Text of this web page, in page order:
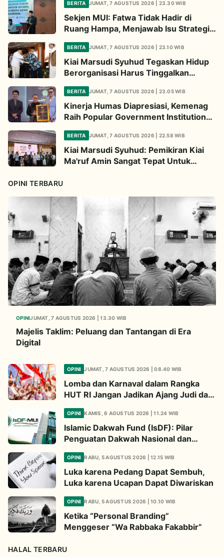
BERITA JUMAT, 7 AGUSTUS 2026 | 23.30 WIB
Sekjen MUI: Fatwa Tidak Hadir di
Ruang Hampa, Menjawab Isu Strategis
BERITA JUMAT, 7 AGUSTUS 2026 | 23.10 WIB
Kiai Marsudi Syuhud Tegaskan Hidup
Berorganisasi Harus Tinggalkan
BERITA JUMAT, 7 AGUSTUS 2026 | 23.05 WIB
Kinerja Humas Diapresiasi, Kemenag
Raih Popular Government Institutions
BERITA JUMAT, 7 AGUSTUS 2026 | 22.58 WIB
Kiai Marsudi Syuhud: Pemikiran Kiai
Ma'ruf Amin Sangat Tepat Untuk
OPINI TERBARU
OPINIJUMAT, 7 AGUSTUS 2026 | 13.30 WIB
Majelis Taklim: Peluang dan Tantangan di Era
Digital
OPINI JUMAT, 7 AGUSTUS 2026 | 08.40 WIB
Lomba dan Karnaval dalam Rangka
HUT RI Jangan Jadikan Ajang Judi dan
Kampanye LGBT
OPINI KAMIS, 6 AGUSTUS 2026 | 11.24 WIB
Islamic Dakwah Fund (IsDF): Pilar
Penguatan Dakwah Nasional dan
Jembatan Kepedulian Umat Global
OPINI RABU, 5 AGUSTUS 2026 | 12.15 WIB
Luka karena Pedang Dapat Sembuh,
Luka karena Ucapan Dapat Diwariskan
OPINI RABU, 5 AGUSTUS 2026 | 10.10 WIB
Ketika “Personal Branding”
Menggeser “Wa Rabbaka Fakabbir”
HALAL TERBARU